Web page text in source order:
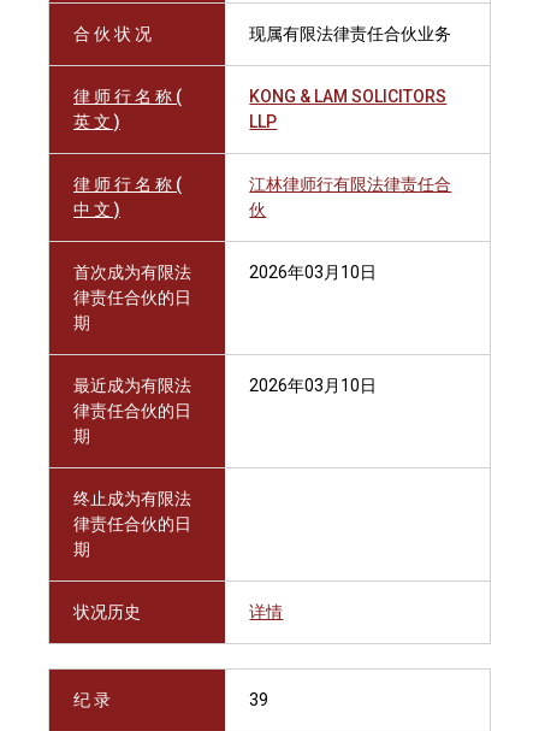
合 伙 状 况 现属有限法律责任合伙业务
律 师 行 名 称 (
英 文 )
KONG & LAM SOLICITORS
LLP
律 师 行 名 称 (
中 文 )
江林律师行有限法律责任合
伙
首次成为有限法
律责任合伙的日
期
2026年03月10日
最近成为有限法
律责任合伙的日
期
2026年03月10日
终止成为有限法
律责任合伙的日
期
状况历史 详情
纪 录 39